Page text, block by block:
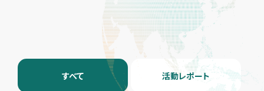
すべて 活動レポート